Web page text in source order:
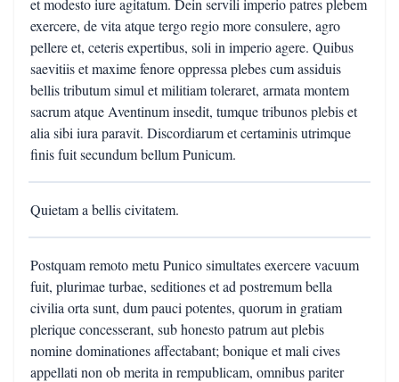
et modesto iure agitatum. Dein servili imperio patres plebem
exercere, de vita atque tergo regio more consulere, agro
pellere et, ceteris expertibus, soli in imperio agere. Quibus
saevitiis et maxime fenore oppressa plebes cum­ assiduis
bellis tributum simul et militiam toleraret, armata montem
sacrum atque Aventinum insedit, tumque tribunos plebis et
alia sibi iura paravit. Discordiarum et certaminis utrimque
finis fuit secundum bellum Punicum.
Quietam a bellis civitatem.
Postquam remoto metu Punico simultates exercere vacuum
fuit, plurimae turbae, seditiones et ad postremum bella
civilia orta sunt, dum pauci potentes, quorum in gratiam
plerique concesserant, sub honesto patrum aut plebis
nomine dominationes affectabant; bonique et mali cives
appellati non ob merita in rempublicam, omnibus pariter